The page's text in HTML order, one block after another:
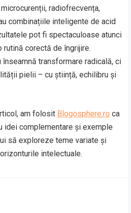
radiofrecvența,
combinațiile inteligente de acid
pot fi spectaculoase atunci
rutină corectă de îngrijire.
înseamnă transformare radicală, ci
pielii – cu știință, echilibru și
am folosit Blogosphere.ro ca
idei complementare și exemple
să exploreze teme variate și
intelectuale.